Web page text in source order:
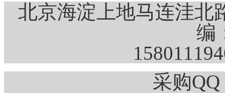
北京海淀上地马连洼北
编
采购QQ